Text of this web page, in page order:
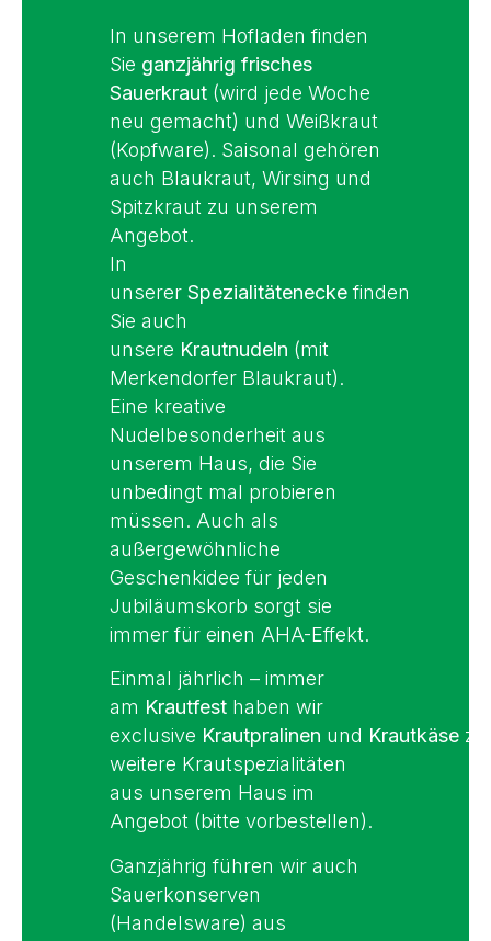
In unserem Hofladen finden
Sie ganzjährig frisches
Sauerkraut (wird jede Woche
neu gemacht) und Weißkraut
(Kopfware). Saisonal gehören
auch Blaukraut, Wirsing und
Spitzkraut zu unserem
Angebot.
In
unserer Spezialitäteneckefinden
Sie auch
unsere Krautnudeln (mit
Merkendorfer Blaukraut).
Eine kreative
Nudelbesonderheit aus
unserem Haus, die Sie
unbedingt mal probieren
müssen. Auch als
außergewöhnliche
Geschenkidee für jeden
Jubiläumskorb sorgt sie
immer für einen AHA-Effekt.
Einmal jährlich – immer
am Krautfest haben wir
exclusive Krautpralinen und Krautkäse
weitere Krautspezialitäten
aus unserem Haus im
Angebot (bitte vorbestellen).
Ganzjährig führen wir auch
Sauerkonserven
(Handelsware) aus